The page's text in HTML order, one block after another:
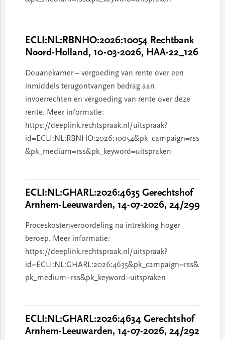
ECLI:NL:RBNHO:2026:10054 Rechtbank
Noord-Holland, 10-03-2026, HAA-22_126
Douanekamer – vergoeding van rente over een
inmiddels terugontvangen bedrag aan
invoerrechten en vergoeding van rente over deze
rente. Meer informatie:
https://deeplink.rechtspraak.nl/uitspraak?
id=ECLI:NL:RBNHO:2026:10054&pk_campaign=rss
&pk_medium=rss&pk_keyword=uitspraken
ECLI:NL:GHARL:2026:4635 Gerechtshof
Arnhem-Leeuwarden, 14-07-2026, 24/299
Proceskostenveroordeling na intrekking hoger
beroep. Meer informatie:
https://deeplink.rechtspraak.nl/uitspraak?
id=ECLI:NL:GHARL:2026:4635&pk_campaign=rss&
pk_medium=rss&pk_keyword=uitspraken
ECLI:NL:GHARL:2026:4634 Gerechtshof
Arnhem-Leeuwarden, 14-07-2026, 24/292